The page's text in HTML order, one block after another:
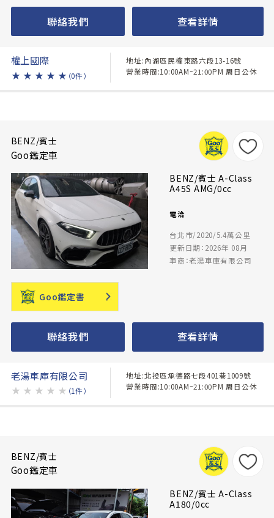
聯絡我們 查看詳情
權上國際
★ ★ ★ ★ ★ （0件）
地址:內湖區民權東路六段13-16號
營業時間:10:00AM~21:00PM 周日公休
BENZ/賓士
Goo鑑定車
BENZ/賓士 A-Class
A45S AMG/0cc
電洽
台北市/2020/5.4萬公里
更新日期：2026年 08月
車商：老湯車庫有限公司
Goo鑑定書
聯絡我們 查看詳情
老湯車庫有限公司
★ ★ ★ ★ ★ （1件）
地址:北投區承德路七段401巷1009號
營業時間:10:00AM~21:00PM 周日公休
BENZ/賓士
Goo鑑定車
BENZ/賓士 A-Class
A180/0cc